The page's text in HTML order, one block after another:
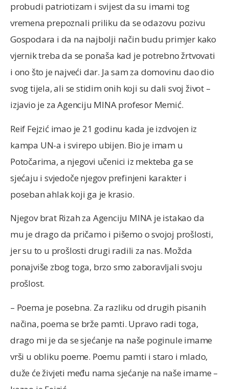
probudi patriotizam i svijest da su imami tog
vremena prepoznali priliku da se odazovu pozivu
Gospodara i da na najbolji način budu primjer kako
vjernik treba da se ponaša kad je potrebno žrtvovati
i ono što je najveći dar. Ja sam za domovinu dao dio
svog tijela, ali se stidim onih koji su dali svoj život –
izjavio je za Agenciju MINA profesor Memić.
Reif Fejzić imao je 21 godinu kada je izdvojen iz
kampa UN-a i svirepo ubijen. Bio je imam u
Potočarima, a njegovi učenici iz mekteba ga se
sjećaju i svjedoče njegov prefinjeni karakter i
poseban ahlak koji ga je krasio.
Njegov brat Rizah za Agenciju MINA je istakao da
mu je drago da pričamo i pišemo o svojoj prošlosti,
jer su to u prošlosti drugi radili za nas. Možda
ponajviše zbog toga, brzo smo zaboravljali svoju
prošlost.
– Poema je posebna. Za razliku od drugih pisanih
načina, poema se brže pamti. Upravo radi toga,
drago mi je da se sjećanje na naše poginule imame
vrši u obliku poeme. Poemu pamti i staro i mlado,
duže će živjeti među nama sjećanje na naše imame –